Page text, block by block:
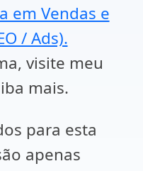
em Vendas e
/ Ads).
visite meu
mais.
para esta
apenas